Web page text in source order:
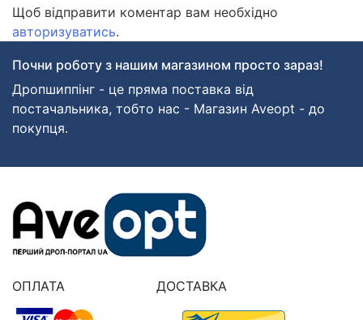
Щоб відправити коментар вам необхідно
авторизуватись.
Почни роботу з нашим магазином просто зараз!
Дропшиппінг - це пряма поставка від
постачальника, тобто нас - Магазин Aveopt - до
покупця.
ОПЛАТА ДОСТАВКА